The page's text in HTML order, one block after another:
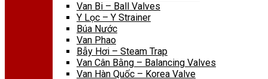
Van Bi – Ball Valves
Y Lọc – Y Strainer
Búa Nước
Van Phao
Bẫy Hơi – Steam Trap
Van Cân Bằng – Balancing Valves
Van Hàn Quốc – Korea Valve